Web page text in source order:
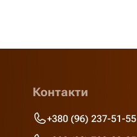
Контакти
+380 (96) 237-51-55